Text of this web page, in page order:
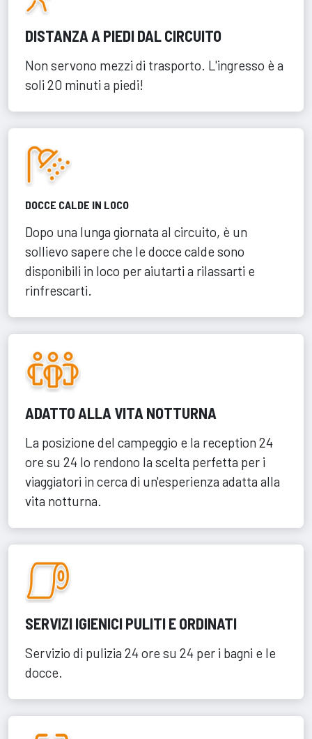
DISTANZA A PIEDI DAL CIRCUITO
Non servono mezzi di trasporto. L'ingresso è a
soli 20 minuti a piedi!
DOCCE CALDE IN LOCO
Dopo una lunga giornata al circuito, è un
sollievo sapere che le docce calde sono
disponibili in loco per aiutarti a rilassarti e
rinfrescarti.
ADATTO ALLA VITA NOTTURNA
La posizione del campeggio e la reception 24
ore su 24 lo rendono la scelta perfetta per i
viaggiatori in cerca di un'esperienza adatta alla
vita notturna.
SERVIZI IGIENICI PULITI E ORDINATI
Servizio di pulizia 24 ore su 24 per i bagni e le
docce.